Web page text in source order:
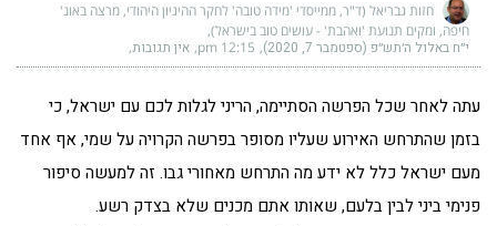
חזות גבריאל (ד"ר, ממייסדי 'מידה טובה' לחקר ההיגיון היהודי, מרצה באונ'
חיפה, ומקים תנועת 'ואהבת' - עושים טוב בישראל)
י״ח באלול ה׳תש״פ (ספטמבר 7, 2020) 12:15 pm אין תגובות
עתה לאחר שכל הפרשה הסתיימה, הריני לגלות לכם עם ישראל, כי
בזמן שהתרחש האירוע שעליו מסופר בפרשה הקרויה על שמי, אף אחד
מעם ישראל כלל לא ידע מה התרחש מאחורי גבו. זה למעשה סיפור
פנימי ביני לבין בלעם, שאותו אתם מכנים שלא בצדק רשע.